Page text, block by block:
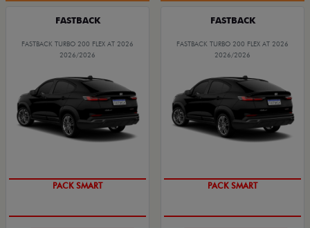
FASTBACK
FASTBACK TURBO 200 FLEX AT 2026
2026/2026
PACK SMART
FASTBACK
FASTBACK TURBO 200 FLEX AT 2026
2026/2026
PACK SMART